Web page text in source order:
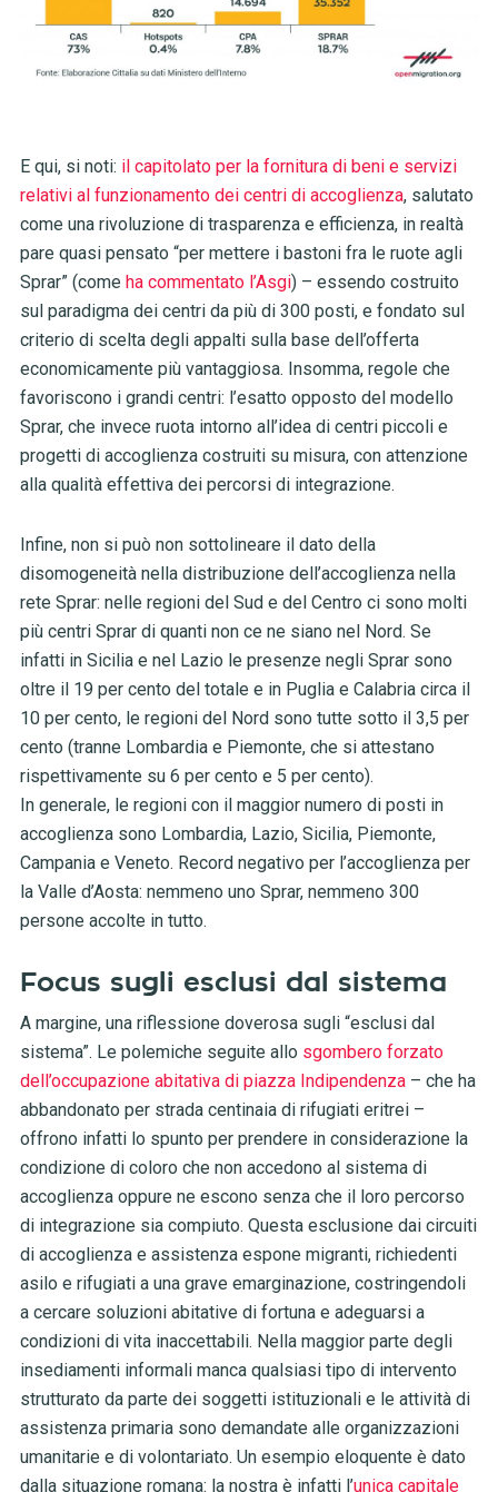
E qui, si noti: il capitolato per la fornitura di beni e servizi
relativi al funzionamento dei centri di accoglienza, salutato
come una rivoluzione di trasparenza e efficienza, in realtà
pare quasi pensato “per mettere i bastoni fra le ruote agli
Sprar” (come ha commentato l’Asgi) – essendo costruito
sul paradigma dei centri da più di 300 posti, e fondato sul
criterio di scelta degli appalti sulla base dell’offerta
economicamente più vantaggiosa. Insomma, regole che
favoriscono i grandi centri: l’esatto opposto del modello
Sprar, che invece ruota intorno all’idea di centri piccoli e
progetti di accoglienza costruiti su misura, con attenzione
alla qualità effettiva dei percorsi di integrazione.
Infine, non si può non sottolineare il dato della
disomogeneità nella distribuzione dell’accoglienza nella
rete Sprar: nelle regioni del Sud e del Centro ci sono molti
più centri Sprar di quanti non ce ne siano nel Nord. Se
infatti in Sicilia e nel Lazio le presenze negli Sprar sono
oltre il 19 per cento del totale e in Puglia e Calabria circa il
10 per cento, le regioni del Nord sono tutte sotto il 3,5 per
cento (tranne Lombardia e Piemonte, che si attestano
rispettivamente su 6 per cento e 5 per cento).
In generale, le regioni con il maggior numero di posti in
accoglienza sono Lombardia, Lazio, Sicilia, Piemonte,
Campania e Veneto. Record negativo per l’accoglienza per
la Valle d’Aosta: nemmeno uno Sprar, nemmeno 300
persone accolte in tutto.
Focus sugli esclusi dal sistema
A margine, una riflessione doverosa sugli “esclusi dal
sistema”. Le polemiche seguite allo sgombero forzato
dell’occupazione abitativa di piazza Indipendenza– che ha
abbandonato per strada centinaia di rifugiati eritrei –
offrono infatti lo spunto per prendere in considerazione la
condizione di coloro che non accedono al sistema di
accoglienza oppure ne escono senza che il loro percorso
di integrazione sia compiuto. Questa esclusione dai circuiti
di accoglienza e assistenza espone migranti, richiedenti
asilo e rifugiati a una grave emarginazione, costringendoli
a cercare soluzioni abitative di fortuna e adeguarsi a
condizioni di vita inaccettabili. Nella maggior parte degli
insediamenti informali manca qualsiasi tipo di intervento
strutturato da parte dei soggetti istituzionali e le attività di
assistenza primaria sono demandate alle organizzazioni
umanitarie e di volontariato. Un esempio eloquente è dato
dalla situazione romana: la nostra è infatti l’unica capitale